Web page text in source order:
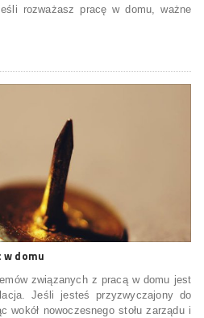
rozważasz pracę w domu, ważne
w domu
związanych z pracą w domu jest
Jeśli jesteś przyzwyczajony do
wokół nowoczesnego stołu zarządu i